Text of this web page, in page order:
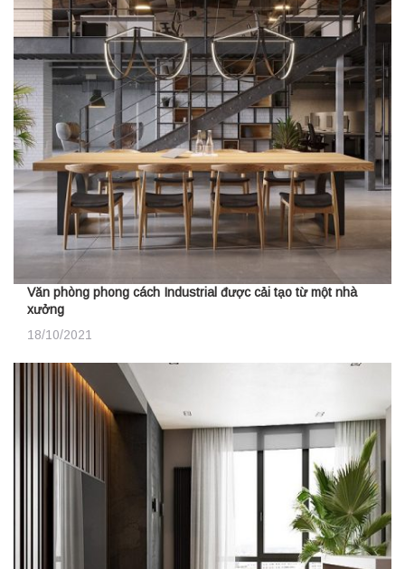
Văn phòng phong cách Industrial được cải tạo từ một nhà
xưởng
18/10/2021